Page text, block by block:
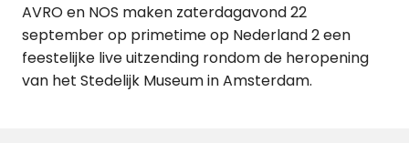
AVRO en NOS maken zaterdagavond 22
september op primetime op Nederland 2 een
feestelijke live uitzending rondom de heropening
van het Stedelijk Museum in Amsterdam.